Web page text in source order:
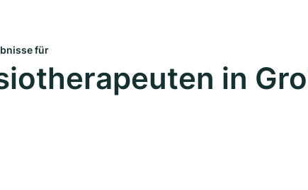
für
in